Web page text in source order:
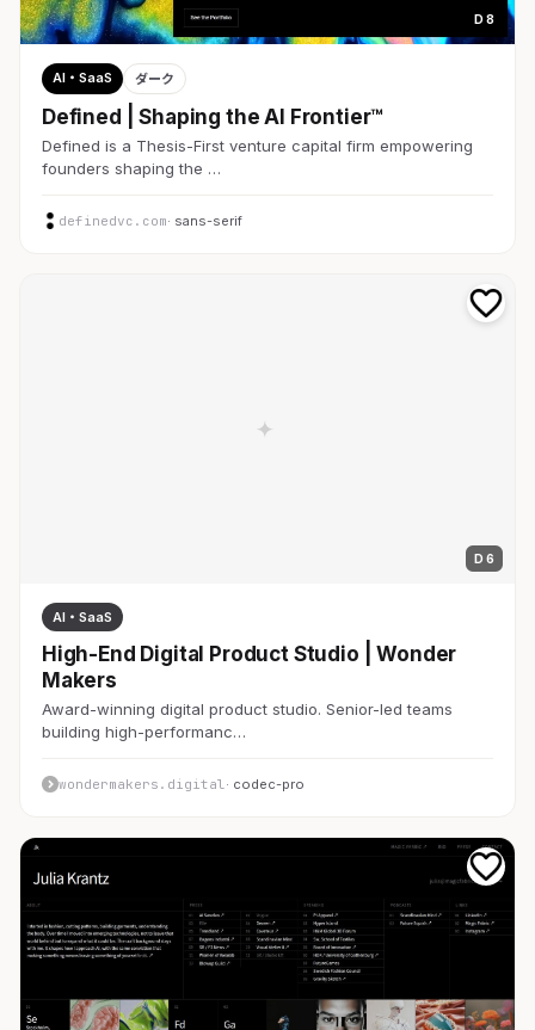
D 8
AI・SaaS ダーク
Defined | Shaping the AI Frontier™
Defined is a Thesis-First venture capital firm empowering
founders shaping the …
definedvc.com· sans-serif
D 6
AI・SaaS
High-End Digital Product Studio | Wonder
Makers
Award-winning digital product studio. Senior-led teams
building high-performanc…
wondermakers.digital · codec-pro